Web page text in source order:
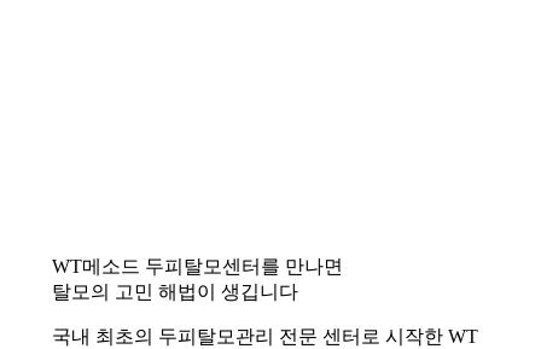
WT메소드 두피탈모센터를 만나면
탈모의 고민 해법이 생깁니다
국내 최초의 두피탈모관리 전문 센터로 시작한 WT